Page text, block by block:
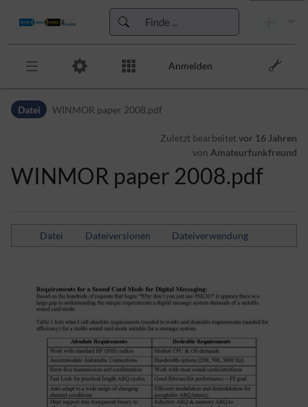
Zur Hauptnavigation
Anmelden
Datei WINMOR paper 2008.pdf
Zuletzt bearbeitetvor 16 Jahren
von Amateurfunkfreund
WINMOR paper 2008.pdf
Datei Dateiversionen Dateiverwendung